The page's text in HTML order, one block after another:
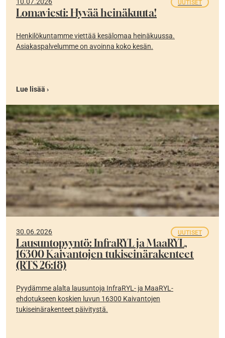
UUTISET
Lomaviesti: Hyvää heinäkuuta!
Henkilökuntamme viettää kesälomaa heinäkuussa.
Asiakaspalvelumme on avoinna koko kesän.
Lue lisää ›
30.06.2026 UUTISET
Lausuntopyyntö: InfraRYL ja MaaRYL,
16300 Kaivantojen tukiseinärakenteet
(RTS 26:18)
Pyydämme alalta lausuntoja InfraRYL- ja MaaRYL-
ehdotukseen koskien luvun 16300 Kaivantojen
tukiseinärakenteet päivitystä.